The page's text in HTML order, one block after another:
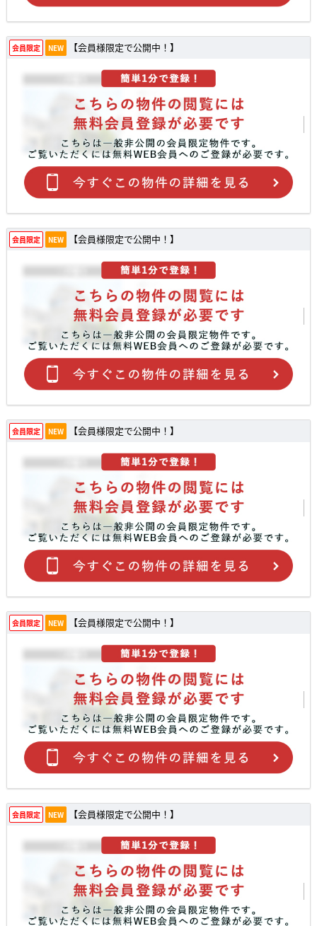
会員限定 NEW 【会員様限定で公開中！】
会員限定 NEW 【会員様限定で公開中！】
会員限定 NEW 【会員様限定で公開中！】
会員限定 NEW 【会員様限定で公開中！】
会員限定 NEW 【会員様限定で公開中！】